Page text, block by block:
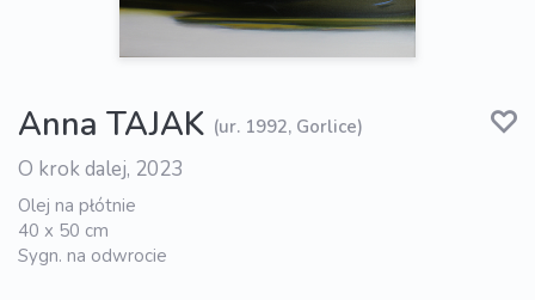
Anna TAJAK (ur. 1992, Gorlice)
O krok dalej, 2023
Olej na płótnie
40 x 50 cm
Sygn. na odwrocie